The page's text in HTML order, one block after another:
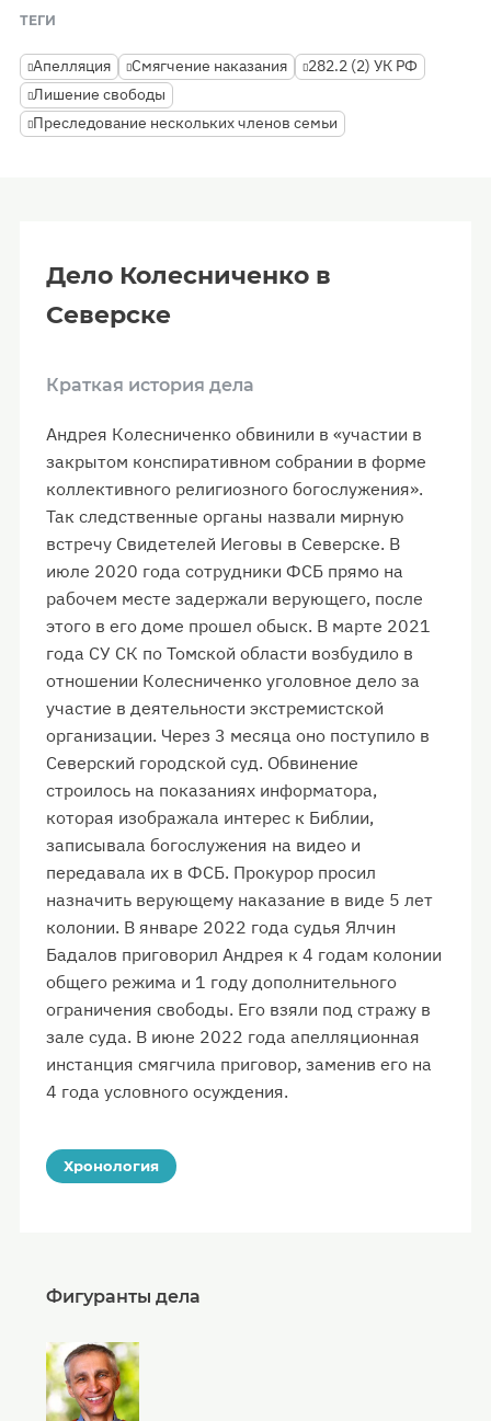
ТЕГИ
Апелляция Смягчение наказания
282.2 (2) УК РФ
Лишение свободы
Преследование нескольких членов семьи
Дело Колесниченко в
Северске
Краткая история дела
Андрея Колесниченко обвинили в «участии в
закрытом конспиративном собрании в форме
коллективного религиозного богослужения».
Так следственные органы назвали мирную
встречу Свидетелей Иеговы в Северске. В
июле 2020 года сотрудники ФСБ прямо на
рабочем месте задержали верующего, после
этого в его доме прошел обыск. В марте 2021
года СУ СК по Томской области возбудило в
отношении Колесниченко уголовное дело за
участие в деятельности экстремистской
организации. Через 3 месяца оно поступило в
Северский городской суд. Обвинение
строилось на показаниях информатора,
которая изображала интерес к Библии,
записывала богослужения на видео и
передавала их в ФСБ. Прокурор просил
назначить верующему наказание в виде 5 лет
колонии. В январе 2022 года судья Ялчин
Бадалов приговорил Андрея к 4 годам колонии
общего режима и 1 году дополнительного
ограничения свободы. Его взяли под стражу в
зале суда. В июне 2022 года апелляционная
инстанция смягчила приговор, заменив его на
4 года условного осуждения.
Хронология
Фигуранты дела